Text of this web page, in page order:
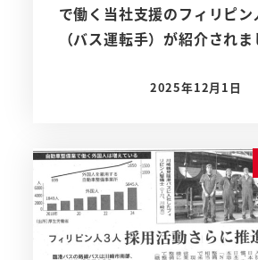
で働く当社支援のフィリピ
（バス運転手）が紹介されま
投稿日
2025年12月1日